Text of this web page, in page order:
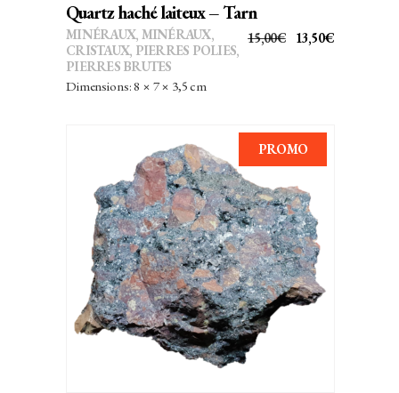
Quartz haché laiteux – Tarn
15,00€
LE
15,00€.
13,50€LE
MINÉRAUX, MINÉRAUX,
CRISTAUX, PIERRES POLIES,
PIERRES BRUTES
Dimensions: 8 × 7 × 3,5 cm
PROMO
AJOUTER AU PANIER